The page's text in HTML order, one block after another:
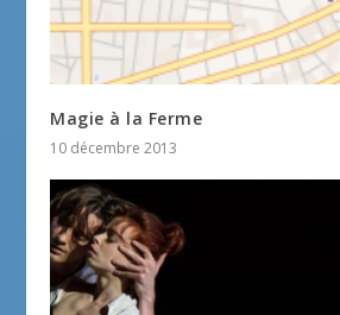
Magie à la Ferme
10 décembre 2013